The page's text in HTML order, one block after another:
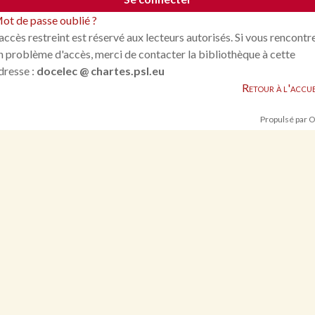
de passe oublié ?
restreint est réservé aux lecteurs autorisés. Si vous
problème d'accès, merci de contacter la bibliothèque à cette
: docelec @ chartes.psl.eu
Retour à
Propulsé par